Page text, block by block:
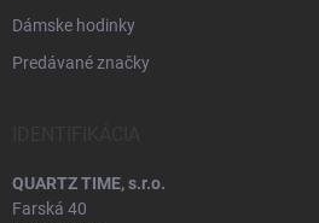
Dámske hodinky
Predávané značky
QUARTZ TIME, s.r.o.
Farská 40